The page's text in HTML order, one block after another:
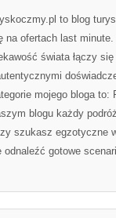
to blog
na ofertach last
świata łączy
mojego bloga
blogu każdy
szukasz egzotyczne
gotowe